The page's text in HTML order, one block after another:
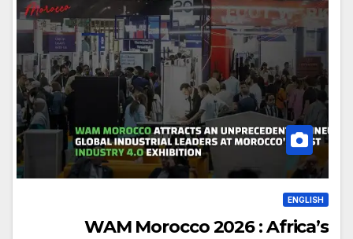
ENGLISH
WAM Morocco 2026 : Africa’s